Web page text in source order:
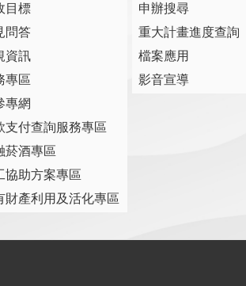
目標
問答
資訊
專區
專網
支付查詢服務專區
菸酒專區
協助方案專區
財產利用及活化專區
申辦搜尋
重大計畫進度查詢
檔案應用
影音宣導